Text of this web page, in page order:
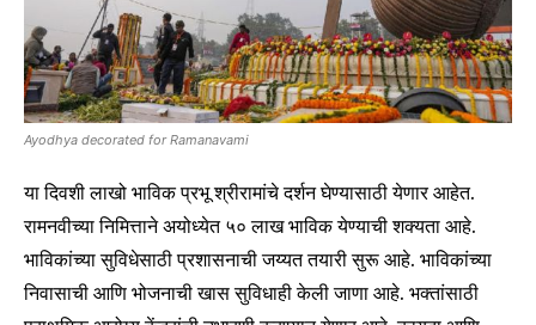
Join our community of
SUBSCRIBERS and be part of the
conversation.
Ayodhya decorated for Ramanavami
या दिवशी लाखो भाविक प्रभू श्रीरामांचे दर्शन घेण्यासाठी येणार आहेत.
रामनवीच्या निमित्ताने अयोध्येत ५० लाख भाविक येण्याची शक्यता आहे.
भाविकांच्या सुविधेसाठी प्रशासनाची जय्यत तयारी सुरू आहे. भाविकांच्या
निवासाची आणि भोजनाची खास सुविधाही केली जाणा आहे. भक्तांसाठी